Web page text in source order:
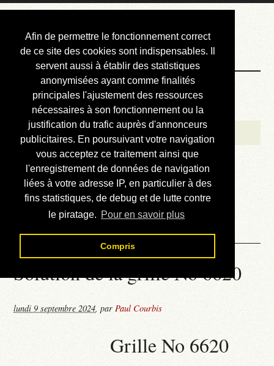
Afin de permettre le fonctionnement correct
de ce site des cookies sont indispensables. Il
servent aussi à établir des statistiques
anonymisées ayant comme finalités
principales l'ajustement des ressources
nécessaires à son fonctionnement ou la
justification du trafic auprès d'annonceurs
publicitaires. En poursuivant votre navigation
vous acceptez ce traitement ainsi que
l'enregistrement de données de navigation
liées à votre adresse IP, en particulier à des
fins statistiques, de debug et de lutte contre
le piratage. Pour en savoir plus
Compris
Courbis, « LE »
Blog Officiel
Bienvenue
Réalisations
Divers (et d’été)
Annonces
Liens externes
Téléchargement
Contact
Solution de la grille No 6620
lundi 9 septembre 2024,parPaul Courbis
Grille No 6620